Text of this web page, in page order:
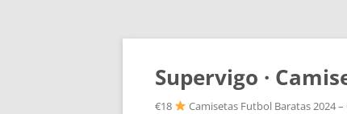
Supervigo ·
€18 Camisetas Futbol Baratas 2024